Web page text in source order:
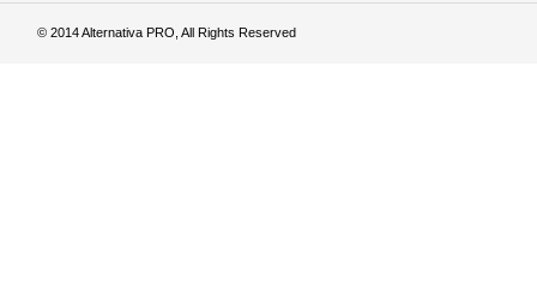
© 2014 Alternativa PRO, All Rights Reserved